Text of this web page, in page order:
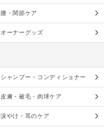
腰・関節ケア
オーナーグッズ
シャンプー・コンディショナー
皮膚・被毛・肉球ケア
涙やけ・耳のケア